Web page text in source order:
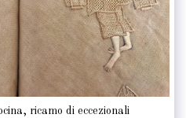
ricamo di eccezionali